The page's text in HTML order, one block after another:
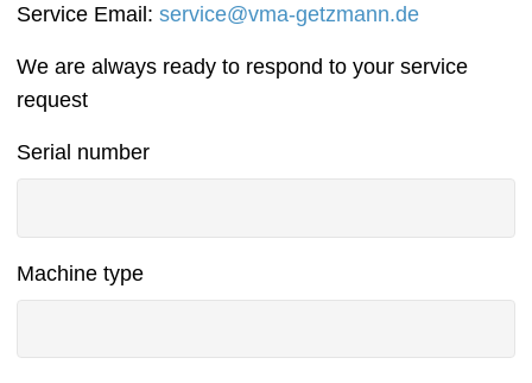
Service Email: service@vma-getzmann.de
We are always ready to respond to your service
request
Contact
Serial number
Machine type